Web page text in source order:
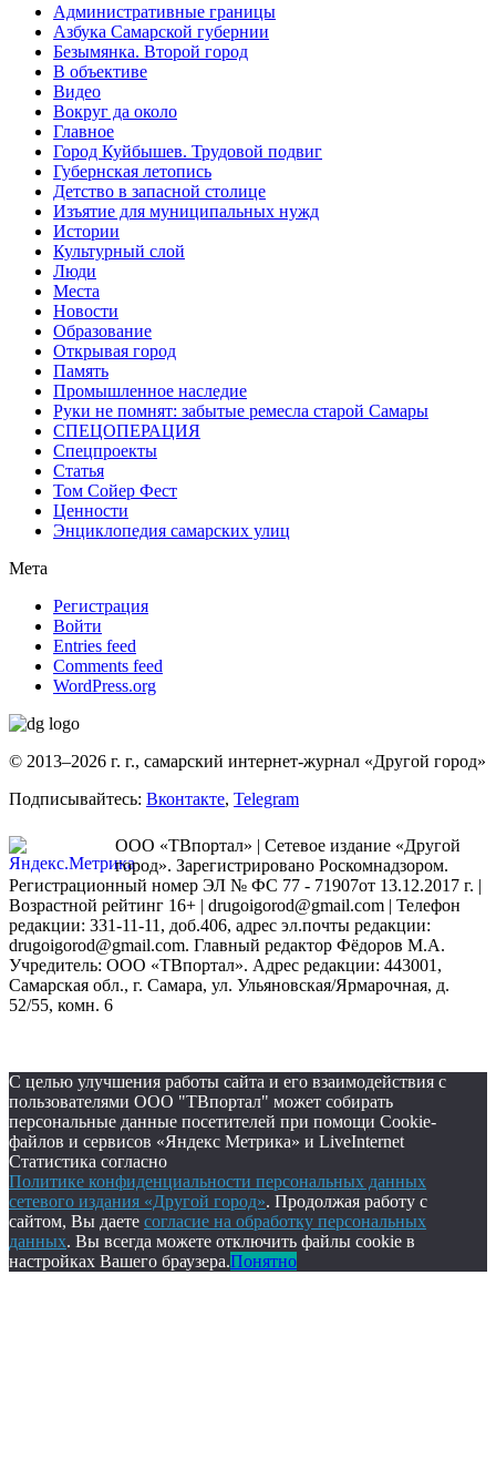
Административные границы
Азбука Самарской губернии
Безымянка. Второй город
В объективе
Видео
Вокруг да около
Главное
Город Куйбышев. Трудовой подвиг
Губернская летопись
Детство в запасной столице
Изъятие для муниципальных нужд
Истории
Культурный слой
Люди
Места
Новости
Образование
Открывая город
Память
Промышленное наследие
Руки не помнят: забытые ремесла старой Самары
СПЕЦОПЕРАЦИЯ
Спецпроекты
Статья
Том Сойер Фест
Ценности
Энциклопедия самарских улиц
Мета
Регистрация
Войти
Entries feed
Comments feed
WordPress.org
© 2013–2026 г. г., самарский интернет-журнал «Другой город»
Подписывайтесь: Вконтакте, Telegram
ООО «ТВпортал» | Сетевое издание «Другой
город». Зарегистрировано Роскомнадзором.
Регистрационный номер ЭЛ № ФС 77 - 71907от 13.12.2017 г. |
Возрастной рейтинг 16+ | drugoigorod@gmail.com | Телефон
редакции: 331-11-11, доб.406, адрес эл.почты редакции:
drugoigorod@gmail.com. Главный редактор Фёдоров М.А.
Учредитель: ООО «ТВпортал». Адрес редакции: 443001,
Самарская обл., г. Самара, ул. Ульяновская/Ярмарочная, д.
52/55, комн. 6
С целью улучшения работы сайта и его взаимодействия с
пользователями ООО "ТВпортал" может собирать
персональные данные посетителей при помощи Cookie-
файлов и сервисов «Яндекс Метрика» и LiveInternet
Статистика согласно
Политике конфиденциальности персональных данных
сетевого издания «Другой город». Продолжая работу с
сайтом, Вы даете согласие на обработку персональных
данных. Вы всегда можете отключить файлы cookie в
настройках Вашего браузера.Понятно